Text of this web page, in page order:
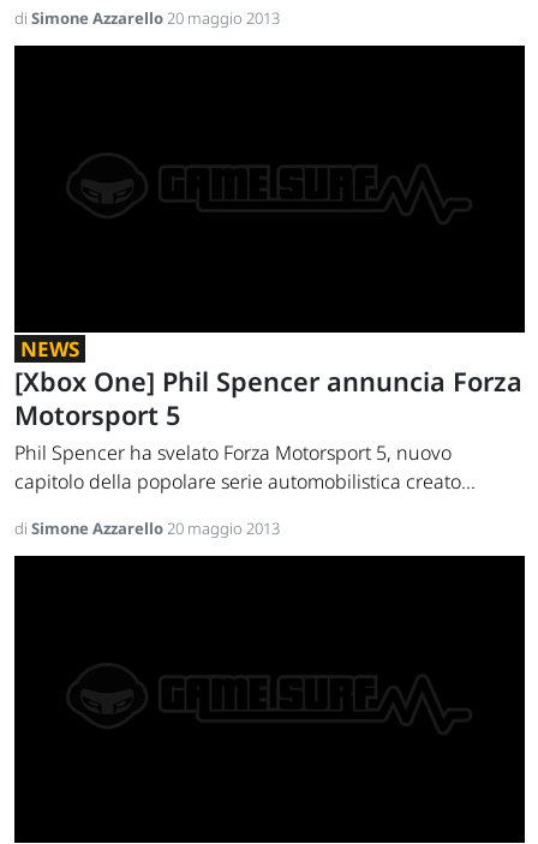
di Simone Azzarello20 maggio 2013
NEWS
[Xbox One] Phil Spencer annuncia Forza
Motorsport 5
Phil Spencer ha svelato Forza Motorsport 5, nuovo
capitolo della popolare serie automobilistica creato...
di Simone Azzarello20 maggio 2013